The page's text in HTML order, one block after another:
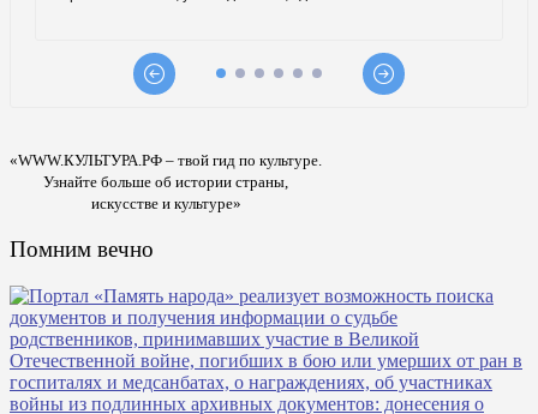
«WWW.КУЛЬТУРА.РФ – твой гид по культуре.
Узнайте больше об истории страны,
искусстве и культуре»
Помним вечно